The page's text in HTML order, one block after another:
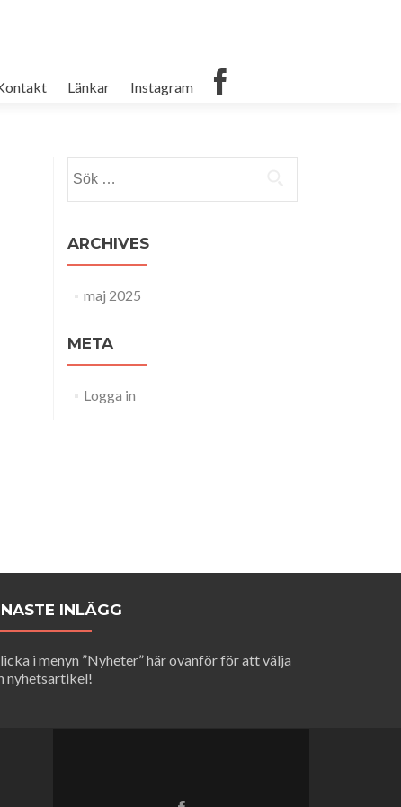
Länkar Instagram
efter:
ARCHIVES
maj 2025
META
Logga in
INLÄGG
i menyn ”Nyheter” här ovanför för att välja
nyhetsartikel!